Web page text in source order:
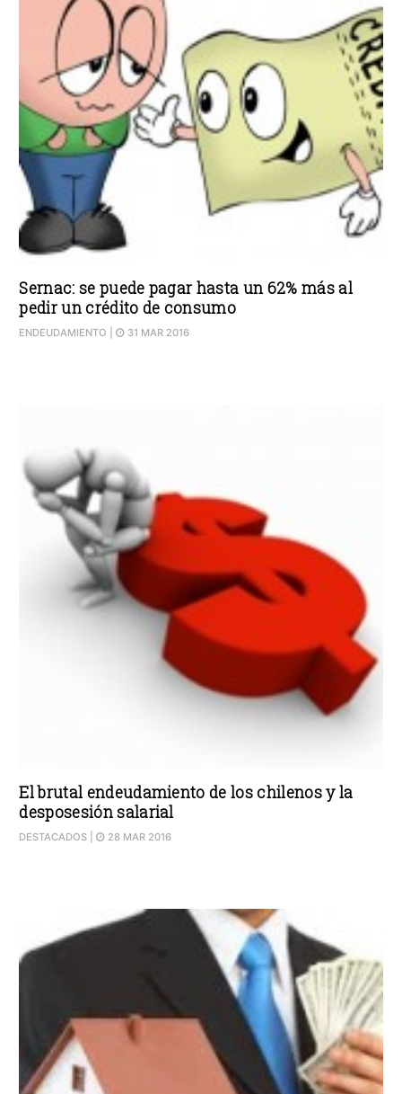
Sernac: se puede pagar hasta un 62% más al
pedir un crédito de consumo
ENDEUDAMIENTO | 31 MAR 2016
El brutal endeudamiento de los chilenos y la
desposesión salarial
DESTACADOS | 28 MAR 2016